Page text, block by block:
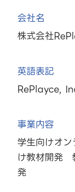
会社名
株式会社
英語表記
RePlayce,
事業内容
学生向けオ
け教材開発
発